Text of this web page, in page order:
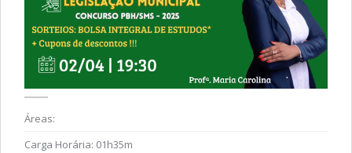
Áreas:
Carga Horária: 01h35m